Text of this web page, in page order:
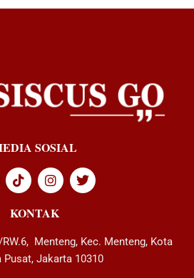
SOSIAL
KONTAK
Menteng, Kec. Menteng, Kota
Pusat, Jakarta 10310